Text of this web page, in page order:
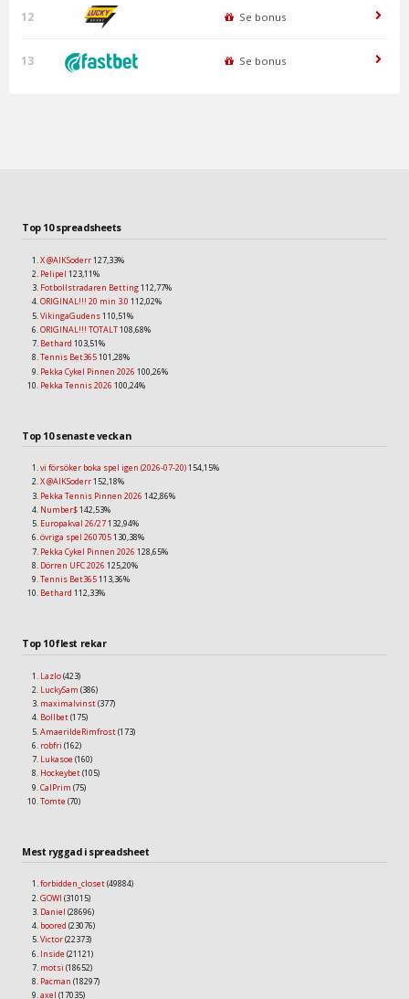
12 Se bonus
13 Se bonus
Top 10 spreadsheets
X @AIKSoderr127,33%
Pelipel 123,11%
Fotbollstradaren Betting112,77%
ORIGINAL!!! 20 min 3.0 112,02%
VikingaGudens110,51%
ORIGINAL!!! TOTALT108,68%
Bethard 103,51%
Tennis Bet365101,28%
Pekka Cykel Pinnen 2026 100,26%
Pekka Tennis 2026 100,24%
Top 10 senaste veckan
vi försöker boka spel igen (2026-07-20)154,15%
X @AIKSoderr152,18%
Pekka Tennis Pinnen 2026 142,86%
Number$142,53%
Europakval 26/27132,94%
övriga spel 260705130,38%
Pekka Cykel Pinnen 2026 128,65%
Dörren UFC 2026 125,20%
Tennis Bet365113,36%
Bethard 112,33%
Top 10 flest rekar
Lazlo(423)
LuckySam (386)
maximalvinst(377)
Bollbet(175)
AmaerildeRimfrost(173)
robfri (162)
Lukasoe (160)
Hockeybet(105)
CalPrim (75)
Tomte (70)
Mest ryggad i spreadsheet
forbidden_closet(49884)
GOWI (31015)
Daniel (28696)
boored (23076)
Victor(22373)
Inside (21121)
motsi (18652)
Pacman (18297)
axel (17035)